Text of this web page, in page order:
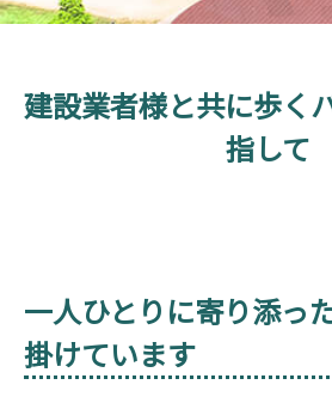
建設業者様と共に歩く
指して
一人ひとりに寄り添っ
掛けています